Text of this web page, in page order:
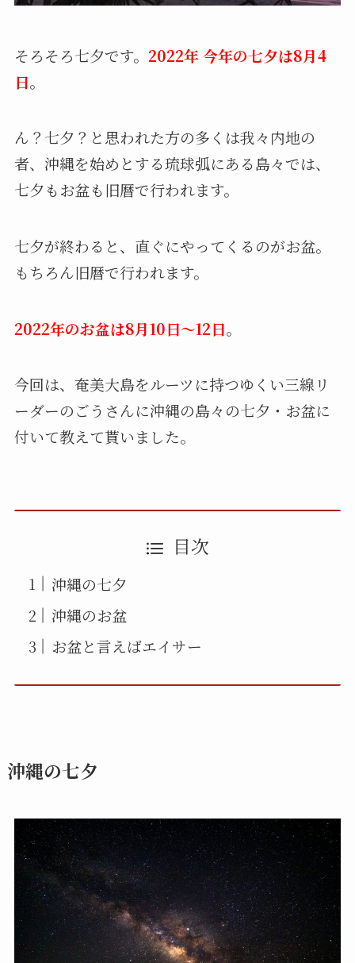
そろそろ七夕です。 2022年 今年の七夕は8月4
日。
ん？七夕？と思われた方の多くは我々内地の
者、沖縄を始めとする琉球弧にある島々では、
七夕もお盆も旧暦で行われます。
七夕が終わると、直ぐにやってくるのがお盆。
もちろん旧暦で行われます。
2022年のお盆は8月10日～12日。
今回は、奄美大島をルーツに持つゆくい三線リ
ーダーのごうさんに沖縄の島々の七夕・お盆に
付いて教えて貰いました。
目次
沖縄の七夕
沖縄のお盆
お盆と言えばエイサー
沖縄の七夕